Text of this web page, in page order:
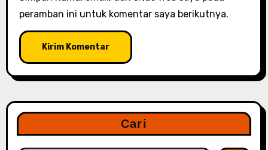
peramban ini untuk komentar saya berikutnya.
Cari